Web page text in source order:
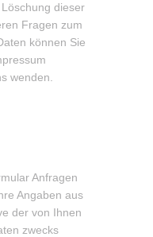
dieser
Fragen zum
können Sie
wenden.
Anfragen
Angaben aus
der von Ihnen
zwecks